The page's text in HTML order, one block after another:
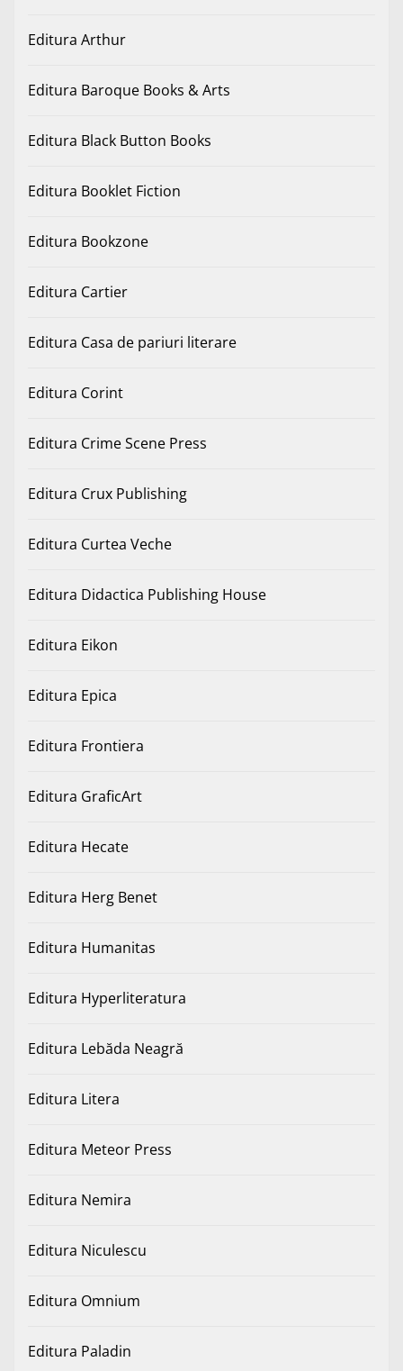
Editura Arthur
Editura Baroque Books & Arts
Editura Black Button Books
Editura Booklet Fiction
Editura Bookzone
Editura Cartier
Editura Casa de pariuri literare
Editura Corint
Editura Crime Scene Press
Editura Crux Publishing
Editura Curtea Veche
Editura Didactica Publishing House
Editura Eikon
Editura Epica
Editura Frontiera
Editura GraficArt
Editura Hecate
Editura Herg Benet
Editura Humanitas
Editura Hyperliteratura
Editura Lebăda Neagră
Editura Litera
Editura Meteor Press
Editura Nemira
Editura Niculescu
Editura Omnium
Editura Paladin